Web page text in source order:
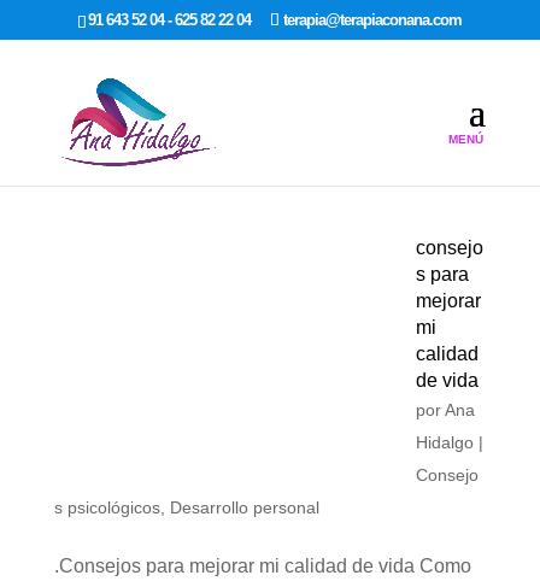
google-site-verification: google7dcda757e565a307.html
91 643 52 04 - 625 82 22 04 terapia@terapiaconana.com
consejo
s para
mejorar
mi
calidad
de vida
porAna
Hidalgo|
Consejo
s psicológicos, Desarrollo personal
.Consejos para mejorar mi calidad de vida Como